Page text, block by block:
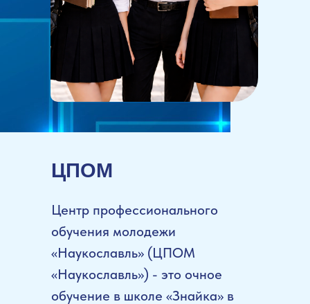
ЦПОМ
Центр профессионального
обучения молодежи
«Наукославль» (ЦПОМ
«Наукославль») - это очное
обучение в школе «Знайка» в